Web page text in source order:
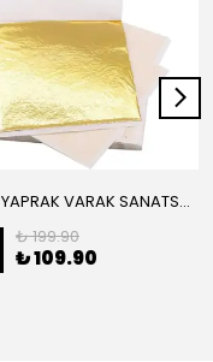
ALTIN YAPRAK VARAK SANATSAL BÜYÜK BOY FOLYO EPOKSİ REÇİNE NAİL ART 8 ADET ALTIN RENK 14X14 CM
₺ 199.90
₺ 109.90